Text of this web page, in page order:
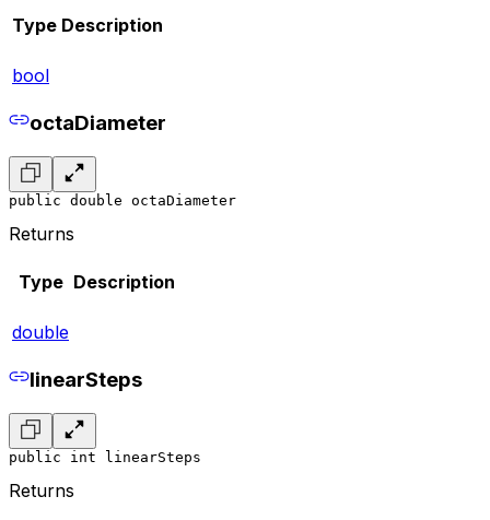
Type Description
bool
octaDiameter
public double octaDiameter
Returns
Type Description
double
linearSteps
public int linearSteps
Returns